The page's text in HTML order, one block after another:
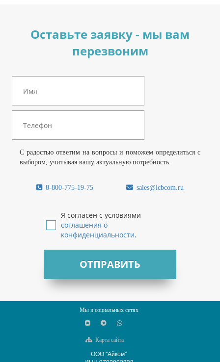
Оставьте заявку - мы вам
перезвоним
С радостью ответим на вопросы и поможем определиться с
выбором, учитывая вашу актуальную потребность.
8-800-775-19-75 sales@icbcom.ru
Я согласен с условиями
соглашения о
конфиденциальности.
ОТПРАВИТЬ
Мы в социальных сетях
Карта сайта
ООО "Айком"